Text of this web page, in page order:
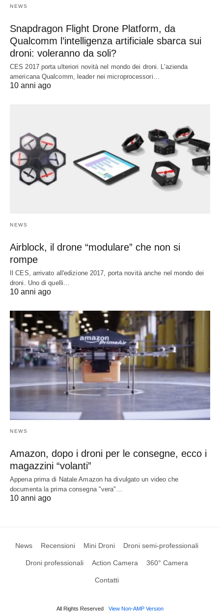
NEWS
Snapdragon Flight Drone Platform, da
Qualcomm l’intelligenza artificiale sbarca sui
droni: voleranno da soli?
CES 2017 porta ulteriori novità nel mondo dei droni. L'azienda
americana Qualcomm, leader nei microprocessori…
10 anni ago
NEWS
Airblock, il drone “modulare” che non si
rompe
Il CES, arrivato all'edizione 2017, porta novità anche nel mondo dei
droni. Uno di quelli…
10 anni ago
NEWS
Amazon, dopo i droni per le consegne, ecco i
magazzini “volanti”
Appena prima di Natale Amazon ha divulgato un video che
documenta la prima consegna "vera"…
10 anni ago
News Recensioni Mini Droni Droni semi-professionali
Droni professionali Action Camera 360° Camera
Contatti
All Rights Reserved View Non-AMP Version